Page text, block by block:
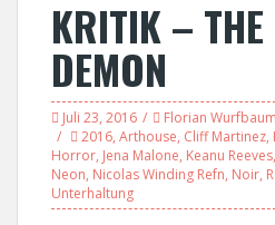
KRITIK – THE
DEMON
Juli 23, 2016 Florian Wurfbaum
2016, Arthouse, Cliff Martinez,
Horror, Jena Malone, Keanu Reeves,
Neon, Nicolas Winding Refn, Noir,
Unterhaltung